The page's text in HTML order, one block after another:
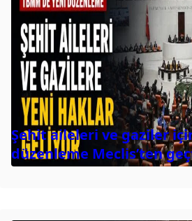
Şehit aileleri ve gaziler
düzenleme Meclis’ten